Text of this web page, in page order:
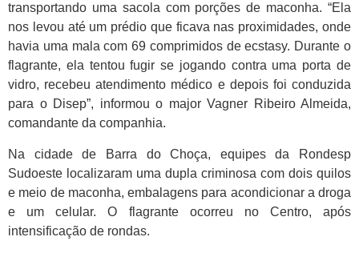
transportando uma sacola com porções de maconha. “Ela
nos levou até um prédio que ficava nas proximidades, onde
havia uma mala com 69 comprimidos de ecstasy. Durante o
flagrante, ela tentou fugir se jogando contra uma porta de
vidro, recebeu atendimento médico e depois foi conduzida
para o Disep”, informou o major Vagner Ribeiro Almeida,
comandante da companhia.
Na cidade de Barra do Choça, equipes da Rondesp
Sudoeste localizaram uma dupla criminosa com dois quilos
e meio de maconha, embalagens para acondicionar a droga
e um celular. O flagrante ocorreu no Centro, após
intensificação de rondas.